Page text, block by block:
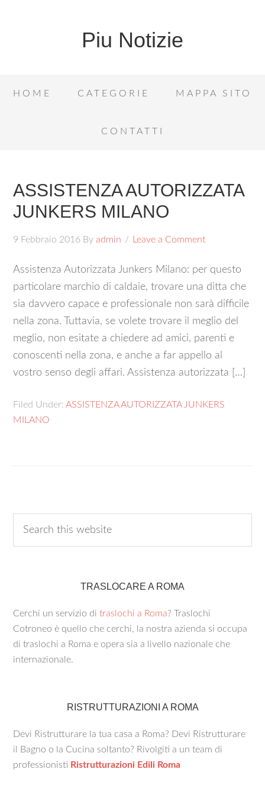
Piu Notizie
HOME CATEGORIE MAPPA SITO
CONTATTI
ASSISTENZA AUTORIZZATA
JUNKERS MILANO
9 Febbraio 2016 Byadmin Leave a Comment
Assistenza Autorizzata Junkers Milano: per questo
particolare marchio di caldaie, trovare una ditta che
sia davvero capace e professionale non sarà difficile
nella zona. Tuttavia, se volete trovare il meglio del
meglio, non esitate a chiedere ad amici, parenti e
conoscenti nella zona, e anche a far appello al
vostro senso degli affari. Assistenza autorizzata […]
Filed Under:ASSISTENZA AUTORIZZATA JUNKERS
MILANO
TRASLOCARE A ROMA
Cerchi un servizio ditraslochi a Roma? Traslochi
Cotroneo è quello che cerchi, la nostra azienda si occupa
di traslochi a Roma e opera sia a livello nazionale che
internazionale.
RISTRUTTURAZIONI A ROMA
Devi Ristrutturare la tua casa a Roma? Devi Ristrutturare
il Bagno o la Cucina soltanto? Rivolgiti a un team di
professionisti Ristrutturazioni Edili Roma